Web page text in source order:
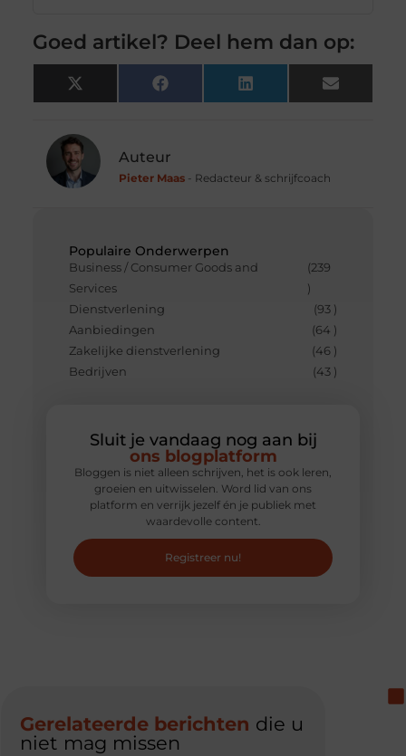
Populaire Onderwerpen
Business / Consumer Goods and
Services
(239
)
Dienstverlening
(93 )
Aanbiedingen
(64 )
Zakelijke dienstverlening
(46 )
Bedrijven
(43 )
Sluit je vandaag nog aan bij
ons blogplatform
Bloggen is niet alleen schrijven, het is ook leren,
groeien en uitwisselen. Word lid van ons
platform en verrijk jezelf én je publiek met
waardevolle content.
Registreer nu!
Goed artikel? Deel hem dan op:
X
(Twitter)
Facebook LinkedIn Email
Auteur
Pieter Maas- Redacteur & schrijfcoach
Gerelateerde berichten die u
niet mag missen